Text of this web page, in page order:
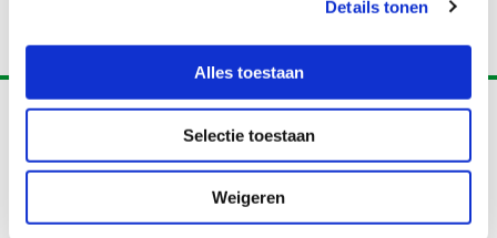
Details tonen
Alles toestaan
Selectie toestaan
Weigeren
Elcontrol Nederland B.V.